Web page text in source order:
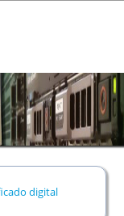
digital